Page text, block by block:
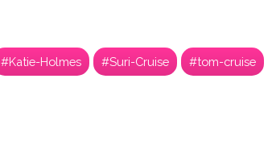
#Katie-Holmes #Suri-Cruise #tom-cruise